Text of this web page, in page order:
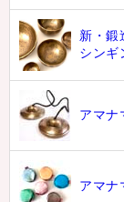
新・鍛
シンギ
アマナ
アマナ